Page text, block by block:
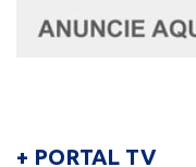
+ PORTAL TV